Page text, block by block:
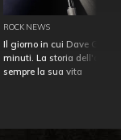
ROCK NEWS
Il giorno in cui Dave
minuti. La storia
sempre la sua vita